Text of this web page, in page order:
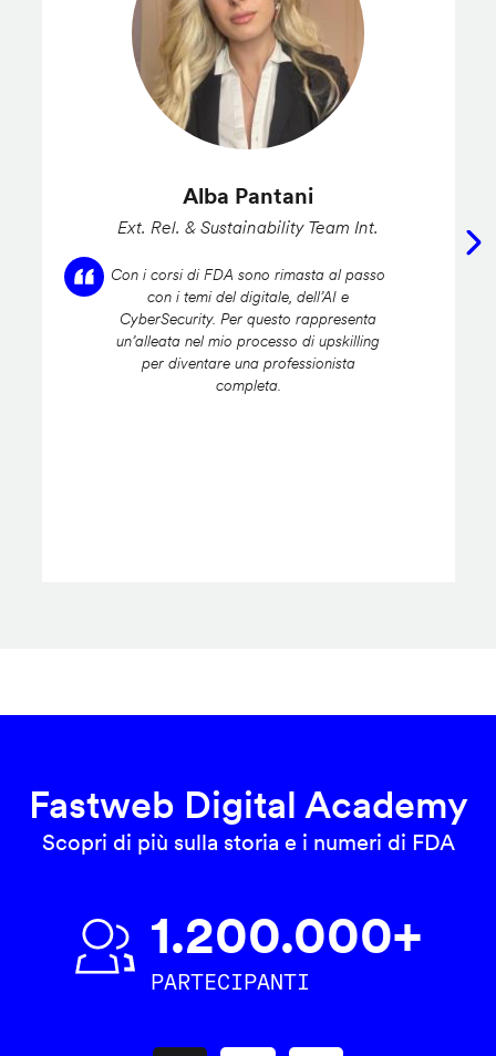
Alba Pantani
Ext. Rel. & Sustainability Team Int.
Con i corsi di FDA sono rimasta al passo
con i temi del digitale, dell’AI e
CyberSecurity. Per questo rappresenta
un’alleata nel mio processo di upskilling
per diventare una professionista
completa.
Fastweb Digital Academy
Scopri di più sulla storia e i numeri di FDA
1.200.000+
PARTECIPANTI